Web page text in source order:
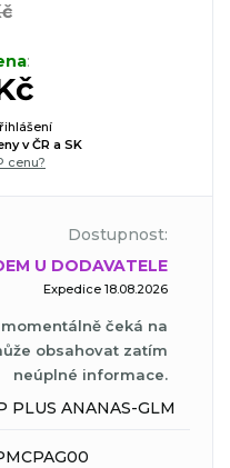
:
v ČR a SK
cenu?
Dostupnost:
U DODAVATELE
Expedice 18.08.2026
čeká na
obsahovat zatím
neúplné informace.
PLUS ANANAS-GLM